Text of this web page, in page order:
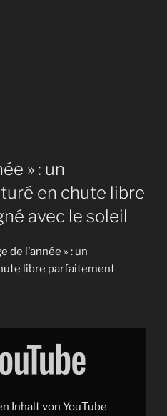
» : un
en chute libre
avec le soleil
de l’année » : un
libre parfaitement
Inhalt von YouTube